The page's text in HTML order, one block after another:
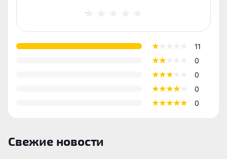
11
0
0
0
0
Свежие новости